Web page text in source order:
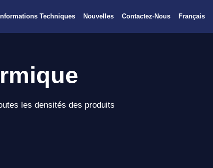
Informations Techniques Nouvelles Contactez-Nous Français
les densités des produits